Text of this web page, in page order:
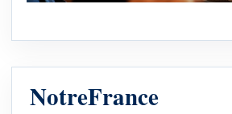
NotreFrance